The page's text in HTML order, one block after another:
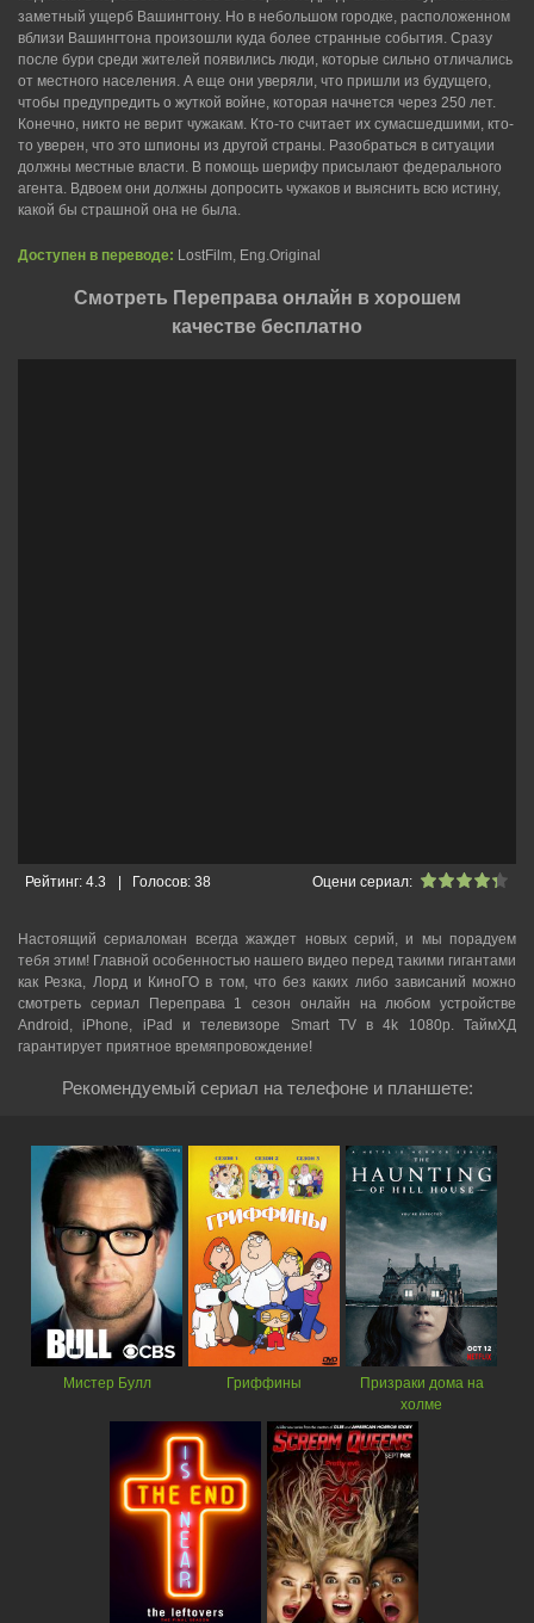
заметный ущерб Вашингтону. Но в небольшом городке, расположенном
вблизи Вашингтона произошли куда более странные события. Сразу
после бури среди жителей появились люди, которые сильно отличались
от местного населения. А еще они уверяли, что пришли из будущего,
чтобы предупредить о жуткой войне, которая начнется через 250 лет.
Конечно, никто не верит чужакам. Кто-то считает их сумасшедшими, кто-
то уверен, что это шпионы из другой страны. Разобраться в ситуации
должны местные власти. В помощь шерифу присылают федерального
агента. Вдвоем они должны допросить чужаков и выяснить всю истину,
какой бы страшной она не была.
Доступен в переводе: LostFilm, Eng.Original
Смотреть Переправа онлайн в хорошем
качестве бесплатно
Оцени сериал:
Рейтинг: 4.3 Голосов:38
Настоящий сериаломан всегда жаждет новых серий, и мы порадуем
тебя этим! Главной особенностью нашего видео перед такими гигантами
как Резка, Лорд и КиноГО в том, что без каких либо зависаний можно
смотреть cериал Переправа 1 сезон онлайн на любом устройстве
Android, iPhone, iPad и телевизоре Smart TV в 4k 1080p. ТаймХД
гарантирует приятное времяпровождение!
Рекомендуемый сериал на телефоне и планшете:
Мистер Булл Гриффины
Призраки дома на
холме